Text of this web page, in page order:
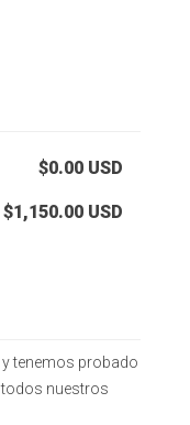
$0.00 USD
$1,150.00 USD
tenemos probado
nuestros